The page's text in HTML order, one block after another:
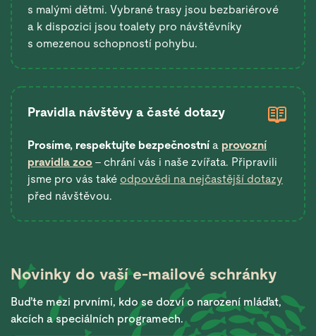
s malými dětmi. Vybrané trasy jsou bezbariérové
a k dispozici jsou toalety pro návštěvníky
s omezenou schopností pohybu.
Pravidla návštěvy a časté dotazy
Prosíme, respektujte bezpečnostní a provozní
pravidla zoo – chrání vás i naše zvířata. Připravili
jsme pro vás také odpovědi na nejčastější dotazy
před návštěvou.
Novinky do vašíe-mailové schránky
Buďte mezi prvními, kdo se dozví o narození mláďat,
akcích a speciálních programech.